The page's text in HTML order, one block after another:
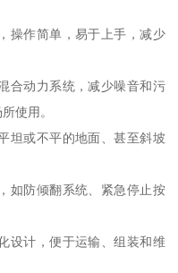
操作简单，易于上手，减少
合动力系统，减少噪音和污
使用。
坦或不平的地面、甚至斜坡
如防倾翻系统、紧急停止按
设计，便于运输、组装和维